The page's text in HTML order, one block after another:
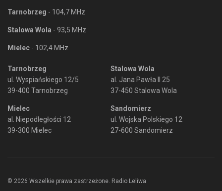
Tarnobrzeg - 104,7 MHz
Stalowa Wola - 93,5 MHz
Mielec - 102,4 MHz
Tarnobrzeg
ul. Wyspiańskiego 12/5
39-400 Tarnobrzeg
Mielec
al. Niepodległości 12
39-300 Mielec
Stalowa Wola
al. Jana Pawła II 25
37-450 Stalowa Wola
Sandomierz
ul. Wojska Polskiego 12
27-600 Sandomierz
© 2026 Wszelkie prawa zastrzeżone. Radio Leliwa